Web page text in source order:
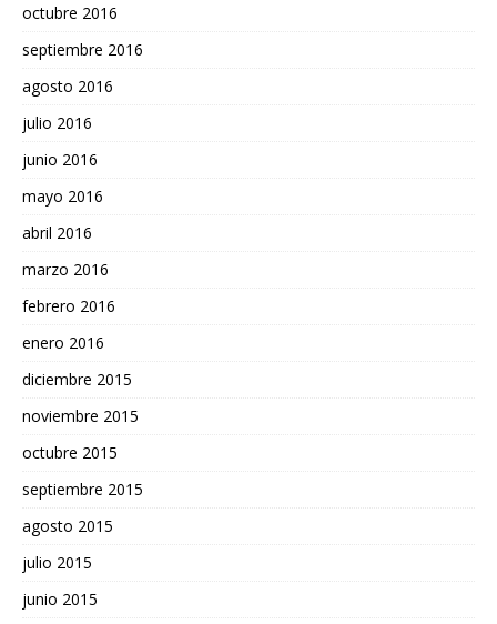
octubre 2016
septiembre 2016
agosto 2016
julio 2016
junio 2016
mayo 2016
abril 2016
marzo 2016
febrero 2016
enero 2016
diciembre 2015
noviembre 2015
octubre 2015
septiembre 2015
agosto 2015
julio 2015
junio 2015